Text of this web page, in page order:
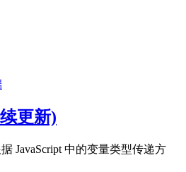
更新)
JavaScript 中的变量类型传递方